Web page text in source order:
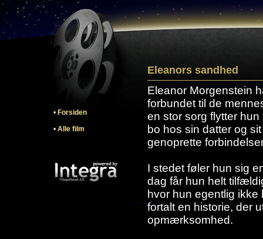
• Forsiden
• Alle film
Eleanors sandhed
Eleanor Morgenstein
forbundet til de
en stor sorg flytter hun
bo hos sin datter og
genoprette
I stedet føler hun sig
dag får hun helt
hvor hun egentlig
fortalt en historie, der
opmærksomhed.